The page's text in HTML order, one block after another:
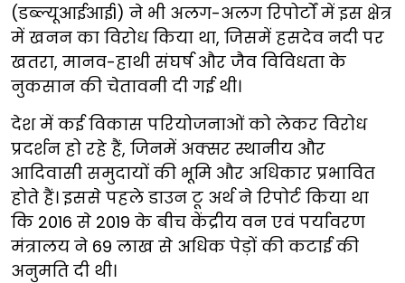
(डब्ल्यूआईआईI) ने भी अलग-अलग रिपोर्टों में इस क्षेत्र
में खनन का विरोध किया था, जिसमें हसदेव नदी पर
खतरा, मानव-हाथी संघर्ष और जैव विविधता के
नुकसान की चेतावनी दी गई थी।
देश में कई विकास परियोजनाओं को लेकर विरोध
प्रदर्शन हो रहे हैं, जिनमें अक्सर स्थानीय और
आदिवासी समुदायों की भूमि और अधिकार प्रभावित
होते हैं। इससे पहले डाउन टू अर्थ ने रिपोर्ट किया था
कि 2016 से 2019 के बीच केंद्रीय वन एवं पर्यावरण
मंत्रालय ने 69 लाख से अधिक पेड़ों की कटाई की
अनुमति दी थी।